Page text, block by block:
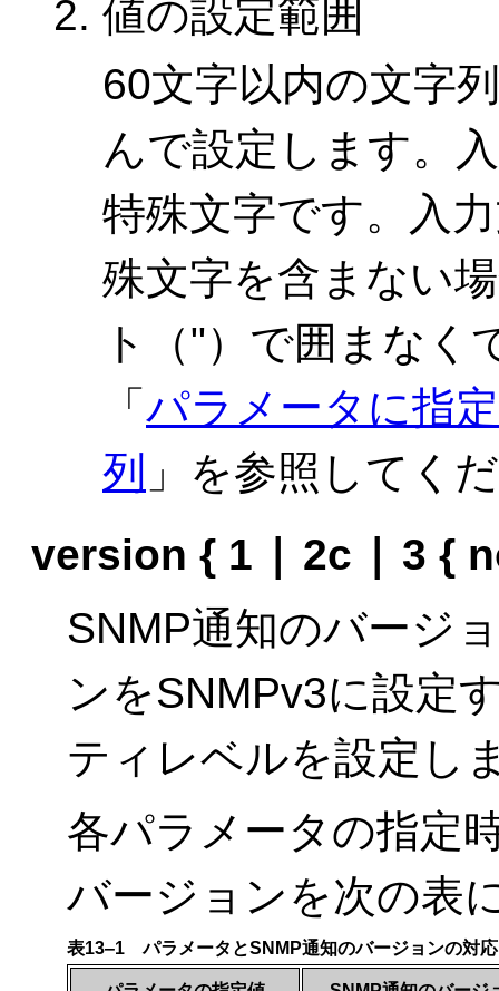
値の設定範囲
60文字以内の文字
んで設定します。
特殊文字です。入
殊文字を含まない
ト（"）で囲まなく
「 パラメータに指
列 」を参照してく
version { 1
2c
3 {
SNMP通知のバージ
ンをSNMPv3に設定
ティレベルを設定し
各パラメータの指定
バージョンを次の表
表13‒1 パラメータとSNMP通知のバージョンの対応